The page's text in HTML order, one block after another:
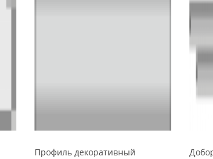
Профиль декоративный